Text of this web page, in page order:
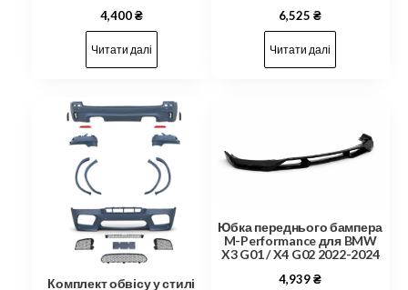
4,400₴
Читати далі
6,525₴
Читати далі
Комплект обвісу у стилі
Юбка переднього бампера
M-Performance для BMW
X3 G01 / X4 G02 2022-2024
4,939₴